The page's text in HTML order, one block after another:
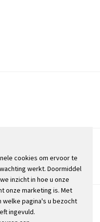
cookies om ervoor te
werkt. Doormiddel
inzicht in hoe u onze
onze marketing is. Met
welke pagina's u bezocht
ingevuld.